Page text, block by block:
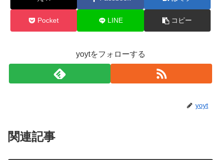
Pocket LINE コピー
yoytをフォローする
yoyt
関連記事